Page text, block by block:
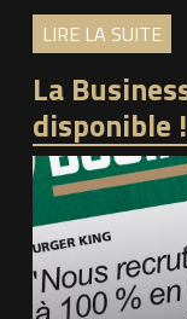
LIRE LA SUITE
La
disponible !